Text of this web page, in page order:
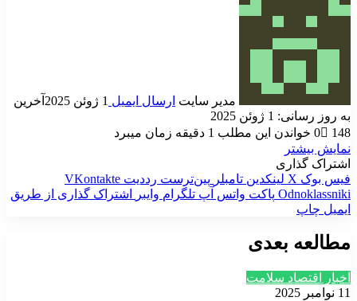
مدیر سایت ارسال ایمیل 1 ژوئن 2025
آخرین
به روز رسانی: 1 ژوئن 2025
0
148
خواندن این مطلب 1 دقیقه زمان میبرد
نمایش بیشتر
اشتراک گذاری
فیس بوک X لینکدین ‫تامبلر ‫پین‌ترست ‫رددیت ‫VKontakte
‫Odnoklassniki پاکت واتس آپ تلگرام وایبر
اشتراک گذاری از طریق
ایمیل چاپ
مطالعه بعدی
اخبار اقتصاد سلامت
11 نوامبر 2025